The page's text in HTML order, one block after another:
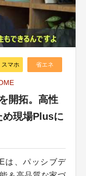
スマホ 省エネ
開拓。高性
め現場Plusに
は、パッシブデ